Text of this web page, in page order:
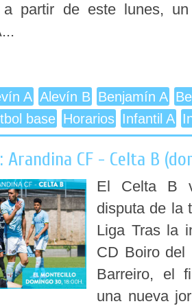
a partir de este lunes,
A Alevín B Benjamín A
base Horarios Infantil A
Arandina CF - Celta B
El Celta B
disputa de la
Liga Tras la
CD Boiro del
Barreiro, el
una nueva